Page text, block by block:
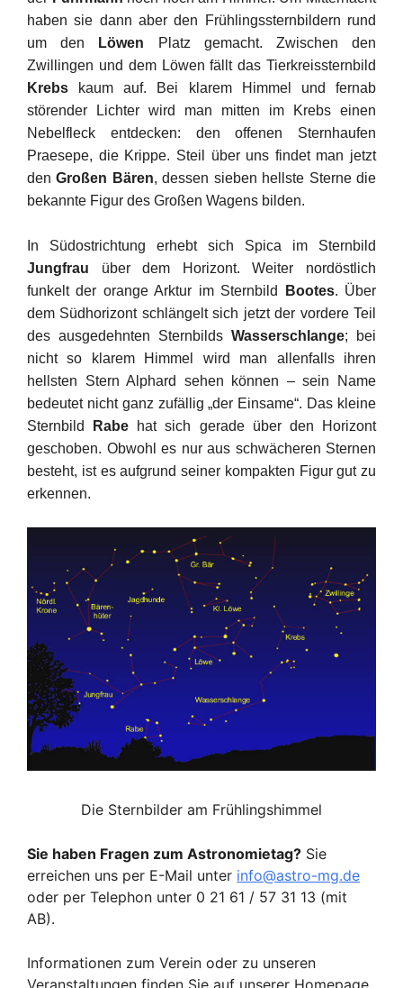
haben sie dann aber den Frühlingssternbildern rund
um den
Löwen Platz gemacht. Zwischen den
Zwillingen und dem Löwen fällt das Tierkreissternbild
Krebs kaum auf. Bei klarem Himmel und fernab
störender Lichter wird man mitten im Krebs einen
Nebelfleck entdecken: den offenen Sternhaufen
Praesepe, die Krippe. Steil über uns findet man jetzt
denGroßen Bären, dessen sieben hellste Sterne die
bekannte Figur des Großen Wagens bilden.
In Südostrichtung erhebt sich Spica im Sternbild
Jungfrau über dem Horizont. Weiter nordöstlich
funkelt der orange Arktur im Sternbild
Bootes. Über
dem Südhorizont schlängelt sich jetzt der vordere Teil
des ausgedehnten Sternbilds Wasserschlange; bei
nicht so klarem Himmel wird man allenfalls ihren
hellsten Stern Alphard sehen können – sein Name
bedeutet nicht ganz zufällig „der Einsame“. Das kleine
Sternbild
Rabe hat sich gerade über den Horizont
geschoben. Obwohl es nur aus schwächeren Sternen
besteht, ist es aufgrund seiner kompakten Figur gut zu
erkennen.
Die Sternbilder am Frühlingshimmel
Sie haben Fragen zum Astronomietag? Sie
erreichen uns per E-Mail unter info@astro-mg.de
oder per Telephon unter 0 21 61 / 57 31 13 (mit
AB).
Informationen zum Verein oder zu unseren
Veranstaltungen finden Sie auf unserer Homepage